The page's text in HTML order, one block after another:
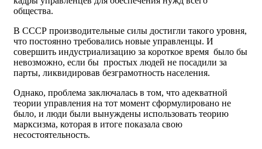
общества.
В СССР производительные силы достигли такого уровня,
что постоянно требовались новые управленцы. И
совершить индустриализацию за короткое время было бы
невозможно, если бы простых людей не посадили за
парты, ликвидировав безграмотность населения.
Однако, проблема заключалась в том, что адекватной
теории управления на тот момент сформулировано не
было, и люди были вынуждены использовать теорию
марксизма, которая в итоге показала свою
несостоятельность.